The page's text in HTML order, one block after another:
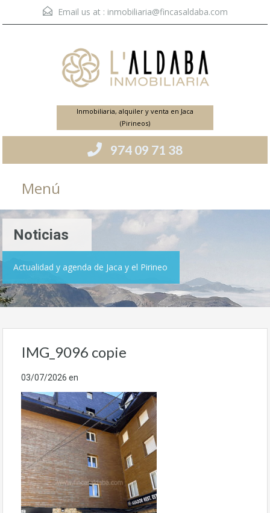
Email us at : inmobiliaria@fincasaldaba.com
Inmobiliaria, alquiler y venta en Jaca
(Pirineos)
974 09 71 38
Menú
Noticias
Actualidad y agenda de Jaca y el Pirineo
IMG_9096 copie
03/07/2026 en